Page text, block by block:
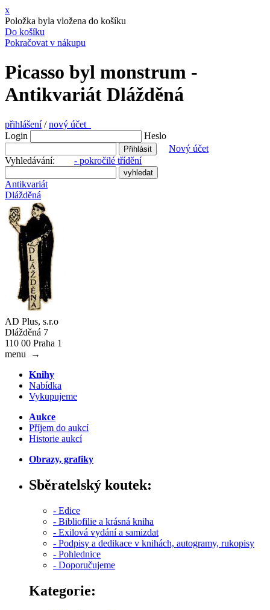
x
Položka byla vložena do košíku
Do košíku
Pokračovat v nákupu
Picasso byl monstrum -
Antikvariát Dlážděná
přihlášení/nový účet
Login
Heslo
Nový účet
Vyhledávání: - pokročilé třídění
Antikvariát
Dlážděná
AD Plus, s.r.o
Dlážděná 7
110 00 Praha 1
menu
→
Knihy
Nabídka
Vykupujeme
Aukce
Příjem do aukcí
Historie aukcí
Obrazy, grafiky
Sběratelský koutek:
- Edice
- Bibliofilie a krásná kniha
- Exilová vydání a samizdat
- Podpisy a dedikace v knihách, autogramy, rukopisy
- Pohlednice
- Doporučujeme
Kategorie: